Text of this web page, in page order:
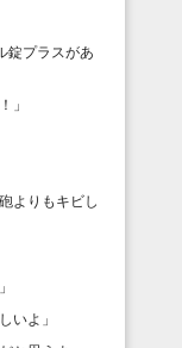
錠プラスがあ
」
よりもキビし
」
いよ 」